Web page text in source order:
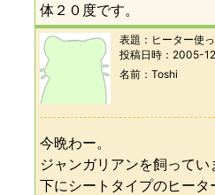
体２０度です。
表題： ヒーター使
投稿日時： 2005-
名前
Toshi
今晩わー。
ジャンガリアンを飼って
下にシートタイプのヒータ